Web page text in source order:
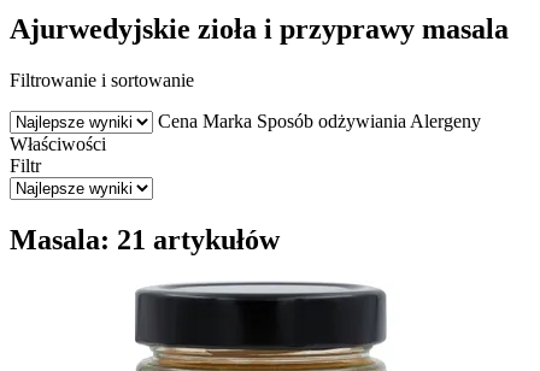
Ajurwedyjskie zioła i przyprawy masala
Filtrowanie i sortowanie
Cena Marka Sposób odżywiania Alergeny
Właściwości
Filtr
Masala: 21 artykułów